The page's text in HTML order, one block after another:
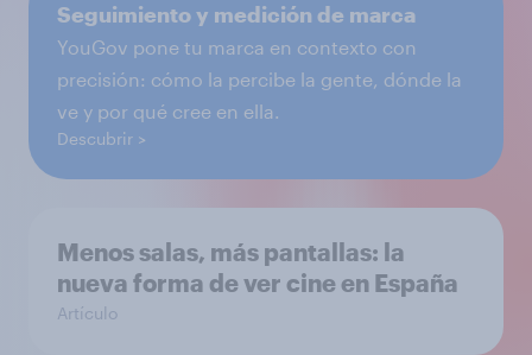
Seguimiento y medición de marca
YouGov pone tu marca en contexto con
precisión: cómo la percibe la gente, dónde la
ve y por qué cree en ella.
Descubrir
Menos salas, más pantallas: la
nueva forma de ver cine en España
Artículo